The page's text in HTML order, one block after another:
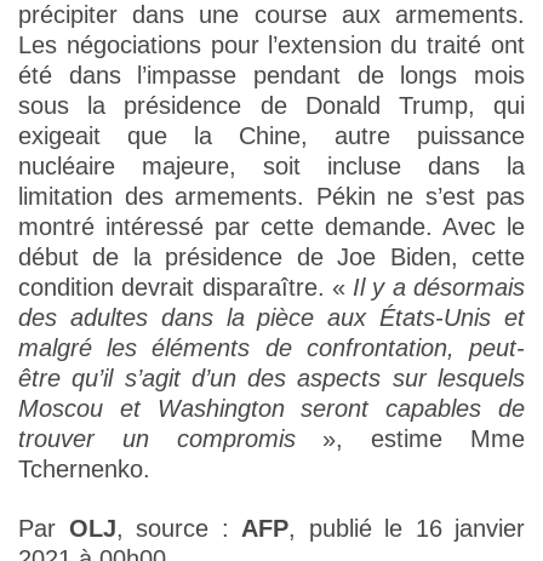
précipiter dans une course aux armements.
Les négociations pour l’extension du traité ont
été dans l’impasse pendant de longs mois
sous la présidence de Donald Trump, qui
exigeait que la Chine, autre puissance
nucléaire majeure, soit incluse dans la
limitation des armements. Pékin ne s’est pas
montré intéressé par cette demande. Avec le
début de la présidence de Joe Biden, cette
condition devrait disparaître. « Il y a désormais
des adultes dans la pièce aux États-Unis et
malgré les éléments de confrontation, peut-
être qu’il s’agit d’un des aspects sur lesquels
Moscou et Washington seront capables de
trouver un compromis », estime Mme
Tchernenko.
Par OLJ, source : AFP, publié le 16 janvier